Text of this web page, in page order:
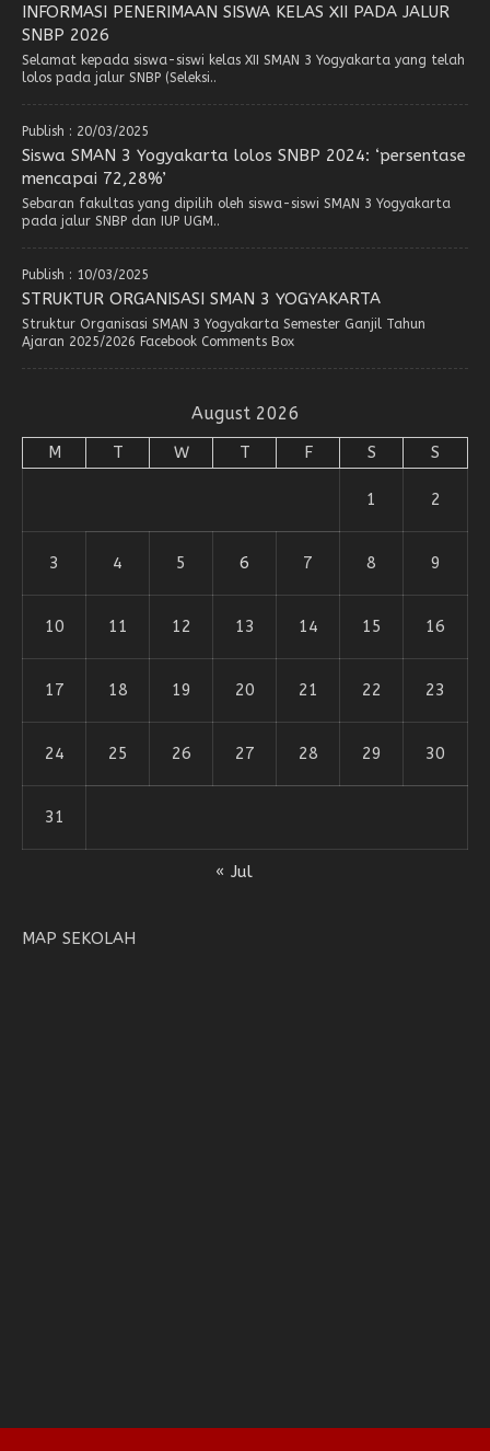
INFORMASI PENERIMAAN SISWA KELAS XII PADA JALUR
SNBP 2026
Selamat kepada siswa-siswi kelas XII SMAN 3 Yogyakarta yang telah
lolos pada jalur SNBP (Seleksi..
Publish : 20/03/2025
Siswa SMAN 3 Yogyakarta lolos SNBP 2024: ‘persentase
mencapai 72,28%’
Sebaran fakultas yang dipilih oleh siswa-siswi SMAN 3 Yogyakarta
pada jalur SNBP dan IUP UGM..
Publish : 10/03/2025
STRUKTUR ORGANISASI SMAN 3 YOGYAKARTA
Struktur Organisasi SMAN 3 Yogyakarta Semester Ganjil Tahun
Ajaran 2025/2026 Facebook Comments Box
August 2026
M T W T F S S
1 2
3 4 5 6 7 8 9
10 11 12 13 14 15 16
17 18 19 20 21 22 23
24 25 26 27 28 29 30
31
« Jul
MAP SEKOLAH